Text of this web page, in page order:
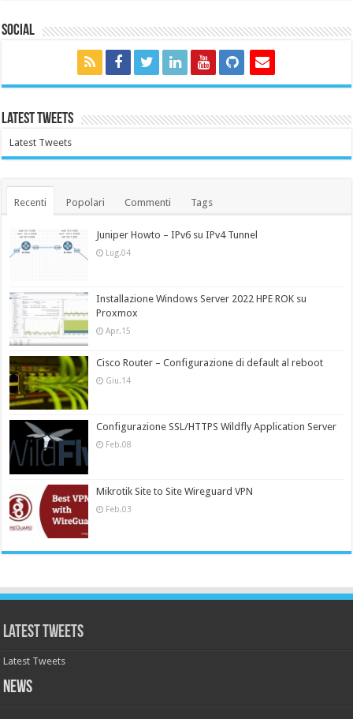
Social
Latest Tweets
Latest Tweets
Recenti Popolari Commenti Tags
Juniper Howto – IPv6 su IPv4 Tunnel
Lug.04
Installazione Windows Server 2022 HPE ROK su
Proxmox
Apr.15
Cisco Router – Configurazione di default al reboot
Giu.14
Configurazione SSL/HTTPS Wildfly Application Server
Feb.08
Mikrotik Site to Site Wireguard VPN
Feb.03
Latest Tweets
Latest Tweets
News